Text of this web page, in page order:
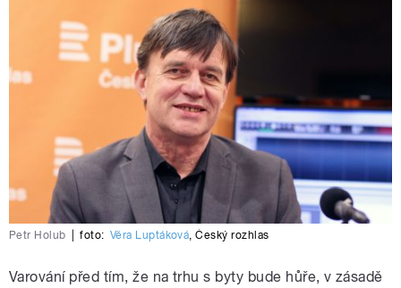
Petr Holub foto: Věra Luptáková ,Český rozhlas
Varování před tím, že na trhu s byty bude hůře, v zásadě